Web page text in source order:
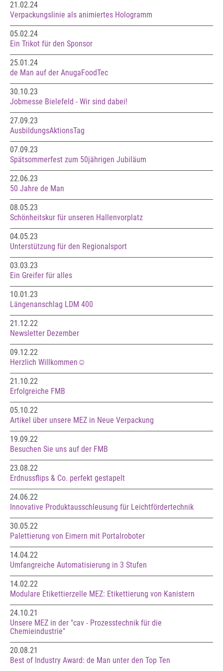
21.02.24
Verpackungslinie als animiertes Hologramm
05.02.24
Ein Trikot für den Sponsor
25.01.24
de Man auf der AnugaFoodTec
30.10.23
Jobmesse Bielefeld - Wir sind dabei!
27.09.23
AusbildungsAktionsTag
07.09.23
Spätsommerfest zum 50jährigen Jubiläum
22.06.23
50 Jahre de Man
08.05.23
Schönheitskur für unseren Hallenvorplatz
04.05.23
Unterstützung für den Regionalsport
03.03.23
Ein Greifer für alles
10.01.23
Längenanschlag LDM 400
21.12.22
Newsletter Dezember
09.12.22
Herzlich Willkommen☺️
21.10.22
Erfolgreiche FMB
05.10.22
Artikel über unsere MEZ in Neue Verpackung
19.09.22
Besuchen Sie uns auf der FMB
23.08.22
Erdnussflips & Co. perfekt gestapelt
24.06.22
Innovative Produktausschleusung für Leichtfördertechnik
30.05.22
Palettierung von Eimern mit Portalroboter
14.04.22
Umfangreiche Automatisierung in 3 Stufen
14.02.22
Modulare Etikettierzelle MEZ: Etikettierung von Kanistern
24.10.21
Unsere MEZ in der "cav - Prozesstechnik für die
Chemieindustrie"
20.08.21
Best of Industry Award: de Man unter den Top Ten